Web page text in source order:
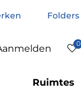
Folders
0
Ruimtes